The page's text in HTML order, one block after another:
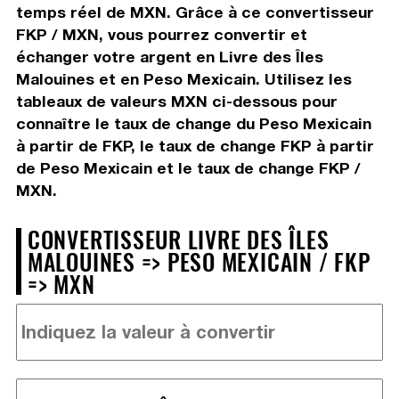
temps réel de MXN. Grâce à ce convertisseur
FKP / MXN, vous pourrez convertir et
échanger votre argent en Livre des Îles
Malouines et en Peso Mexicain. Utilisez les
tableaux de valeurs MXN ci-dessous pour
connaître le taux de change du Peso Mexicain
à partir de FKP, le taux de change FKP à partir
de Peso Mexicain et le taux de change FKP /
MXN.
CONVERTISSEUR LIVRE DES ÎLES
MALOUINES => PESO MEXICAIN / FKP
=> MXN